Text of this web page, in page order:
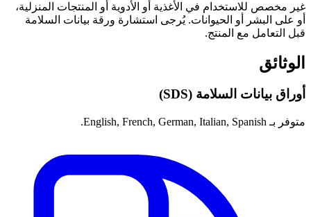
غير مخصص للاستخدام في الأغذية أو الأدوية أو المنتجات المنزلية،
أو على البشر أو الحيوانات. يُرجى استشارة ورقة بيانات السلامة
قبل التعامل مع المنتج.
الوثائق
أوراق بيانات السلامة (SDS)
متوفر بـ English, French, German, Italian, Spanish.